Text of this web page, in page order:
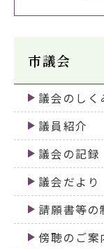
市議会
議会のしく
議員紹介
議会の記録
議会だより
請願書等の
傍聴のご案